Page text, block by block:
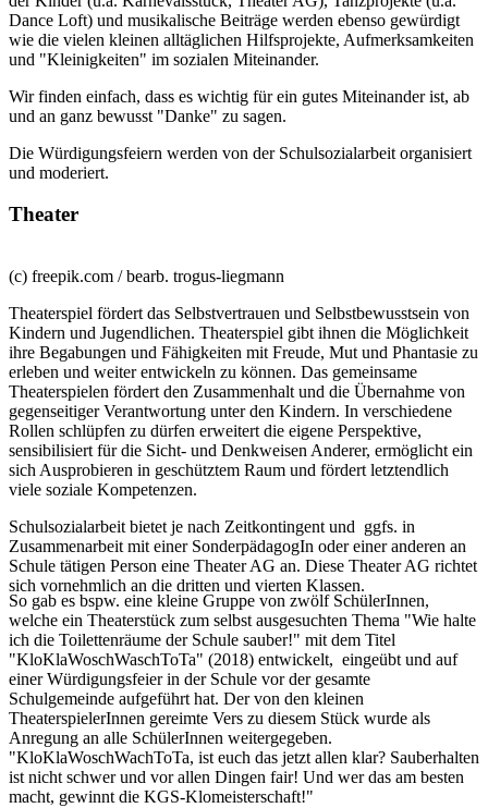
Dance Loft) und musikalische Beiträge werden ebenso gewürdigt
wie die vielen kleinen alltäglichen Hilfsprojekte, Aufmerksamkeiten
und "Kleinigkeiten" im sozialen Miteinander.
Wir finden einfach, dass es wichtig für ein gutes Miteinander ist, ab
und an ganz bewusst "Danke" zu sagen.
Die Würdigungsfeiern werden von der Schulsozialarbeit organisiert
und moderiert.
Theater
(c) freepik.com / bearb. trogus-liegmann
Theaterspiel fördert das Selbstvertrauen und Selbstbewusstsein von
Kindern und Jugendlichen. Theaterspiel gibt ihnen die Möglichkeit
ihre Begabungen und Fähigkeiten mit Freude, Mut und Phantasie zu
erleben und weiter entwickeln zu können. Das gemeinsame
Theaterspielen fördert den Zusammenhalt und die Übernahme von
gegenseitiger Verantwortung unter den Kindern. In verschiedene
Rollen schlüpfen zu dürfen erweitert die eigene Perspektive,
sensibilisiert für die Sicht- und Denkweisen Anderer, ermöglicht ein
sich Ausprobieren in geschütztem Raum und fördert letztendlich
viele soziale Kompetenzen.
Schulsozialarbeit bietet je nach Zeitkontingent und ggfs. in
Zusammenarbeit mit einer SonderpädagogIn oder einer anderen an
Schule tätigen Person eine Theater AG an. Diese Theater AG richtet
sich vornehmlich an die dritten und vierten Klassen.
So gab es bspw. eine kleine Gruppe von zwölf SchülerInnen,
welche ein Theaterstück zum selbst ausgesuchten Thema "Wie halte
ich die Toilettenräume der Schule sauber!" mit dem Titel
"KloKlaWoschWaschToTa" (2018) entwickelt, eingeübt und auf
einer Würdigungsfeier in der Schule vor der gesamte
Schulgemeinde aufgeführt hat. Der von den kleinen
TheaterspielerInnen gereimte Vers zu diesem Stück wurde als
Anregung an alle SchülerInnen weitergegeben.
"KloKlaWoschWachToTa, ist euch das jetzt allen klar? Sauberhalten
ist nicht schwer und vor allen Dingen fair! Und wer das am besten
macht, gewinnt die KGS-Klomeisterschaft!"